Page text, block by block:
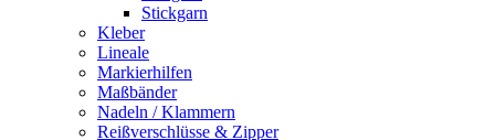
Stickgarn
Kleber
Lineale
Markierhilfen
Maßbänder
Nadeln / Klammern
Reißverschlüsse & Zipper